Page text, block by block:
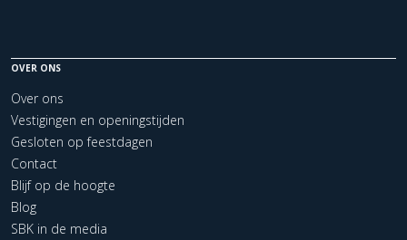
OVER ONS
Over ons
Vestigingen en openingstijden
Gesloten op feestdagen
Contact
Blijf op de hoogte
Blog
SBK in de media